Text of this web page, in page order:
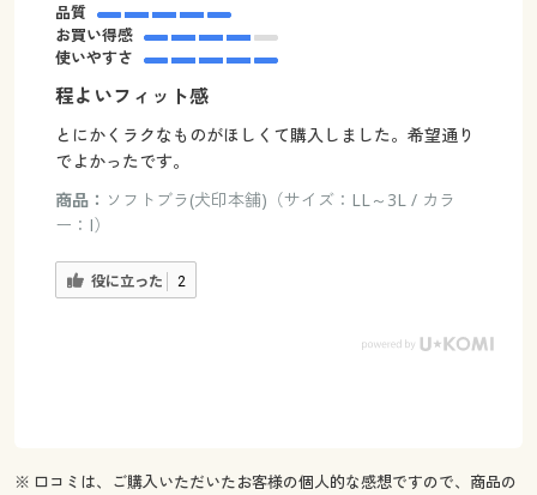
品質
お買い得感
使いやすさ
程よいフィット感
とにかくラクなものがほしくて購入しました。希望通り
でよかったです。
商品： ソフトブラ(犬印本舗)（サイズ：LL～3L / カラ
ー：I）
役に立った 2
※ 口コミは、ご購入いただいたお客様の個人的な感想ですので、商品の